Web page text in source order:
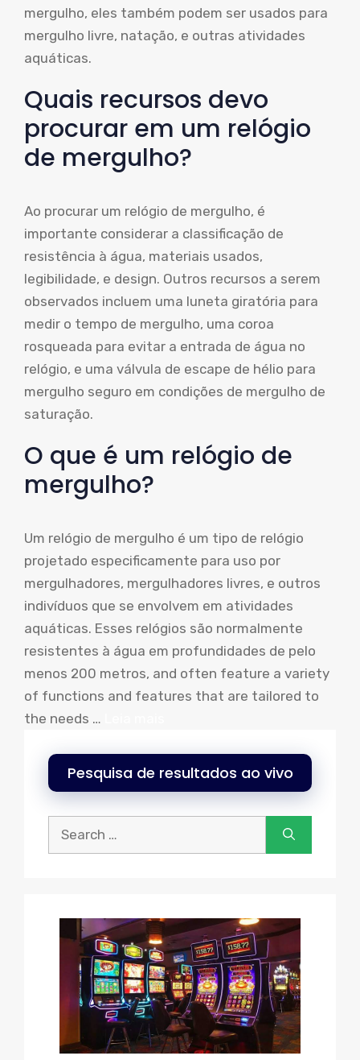
mergulho, eles também podem ser usados ​​para
mergulho livre, natação, e outras atividades
aquáticas.
Quais recursos devo
procurar em um relógio
de mergulho?
Ao procurar um relógio de mergulho, é
importante considerar a classificação de
resistência à água, materiais usados,
legibilidade, e design. Outros recursos a serem
observados incluem uma luneta giratória para
medir o tempo de mergulho, uma coroa
rosqueada para evitar a entrada de água no
relógio, e uma válvula de escape de hélio para
mergulho seguro em condições de mergulho de
saturação.
O que é um relógio de
mergulho?
Um relógio de mergulho é um tipo de relógio
projetado especificamente para uso por
mergulhadores, mergulhadores livres, e outros
indivíduos que se envolvem em atividades
aquáticas. Esses relógios são normalmente
resistentes à água em profundidades de pelo
menos 200 metros, and often feature a variety
of functions and features that are tailored to
the needs …
Pesquisa de resultados ao vivo
Procurar: